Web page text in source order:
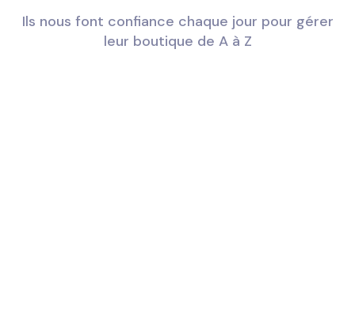
Ils nous font confiance chaque jour pour gérer
leur boutique de A à Z